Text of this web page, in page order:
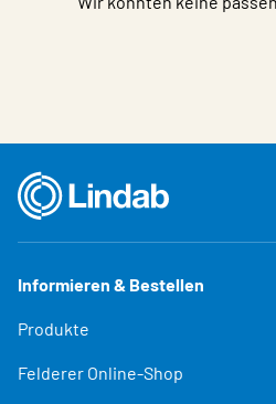
Informieren & Bestellen
Produkte
Felderer Online-Shop